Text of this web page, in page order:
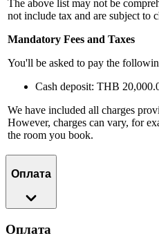
The above list may not be
not include tax and are subject to
Mandatory Fees and Taxes
You'll be asked to pay the
Cash deposit: THB
We have included all charges
However, charges can vary, for
the room you book.
Оплата
Оплата